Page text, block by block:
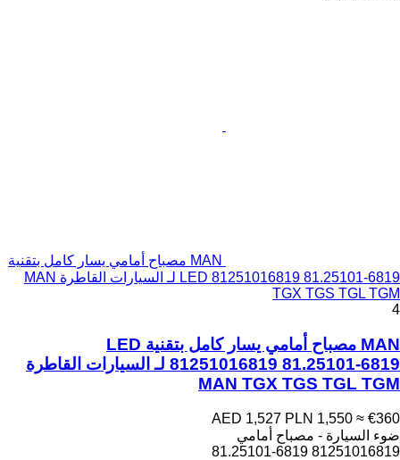
MAN مصباح أمامي يسار كامل بتقنية
LED 81251016819 81.25101-6819 لـ السيارات القاطرة MAN
TGX TGS TGL TGM
4
MAN مصباح أمامي يسار كامل بتقنية LED
81251016819 81.25101-6819 لـ السيارات القاطرة
MAN TGX TGS TGL TGM
AED 1,527 PLN 1,550 ≈ €360
ضوء السيارة - مصباح أمامي
81251016819 81.25101-6819